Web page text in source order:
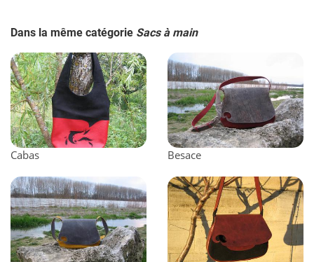
Dans la même catégorie Sacs à main
Cabas Besace